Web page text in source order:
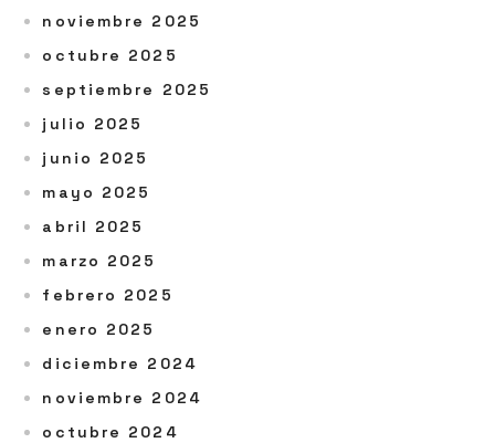
noviembre 2025
octubre 2025
septiembre 2025
julio 2025
junio 2025
mayo 2025
abril 2025
marzo 2025
febrero 2025
enero 2025
diciembre 2024
noviembre 2024
octubre 2024